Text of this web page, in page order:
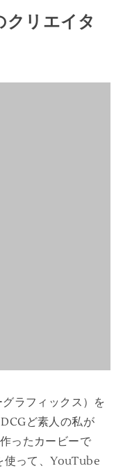
リエイタ
ラフィックス）を
ど素人の私が
ったカービーで
使って、YouTube